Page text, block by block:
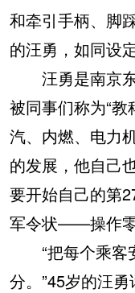
和牵引手柄、脚
的汪勇，如同设
汪勇是南京东
被同事们称为“
汽、内燃、电力
的发展，他自己
要开始自己的第
军令状——操作零
“把每个乘客
分。”45岁的汪